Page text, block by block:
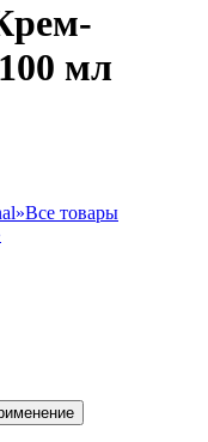
мл
»Все товары